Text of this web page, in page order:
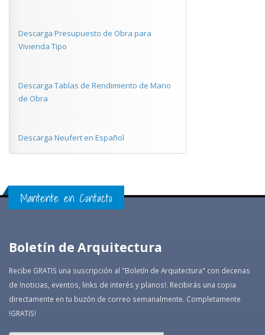
Descarga Presupuesto de Obra para
Vivienda Tipo
Descarga Tablas de Rendimiento de Mano
de Obra
Descarga Neufert en Español
Mantente en Contacto
Boletín de Arquitectura
Recibe GRATIS una suscripción al "Boletín de Arquitectura" con decenas
de !noticias, eventos, links de interés y planos!. Recibirás una copia
directamente en tu buzón de correo semanalmente. Completamente
!GRATIS!